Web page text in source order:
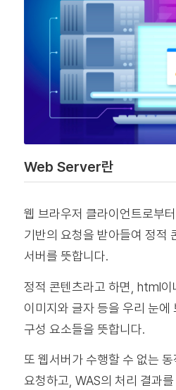
Web Server란
웹 브라우저 클라이언트로부
기반의 요청을 받아들여 정적
서버를 뜻합니다.
정적 콘텐츠라고 하면, html
이미지와 글자 등을 우리 눈에
구성 요소들을 뜻합니다.
또 웹서버가 수행할 수 없는 동
요청하고, WAS의 처리 결과를